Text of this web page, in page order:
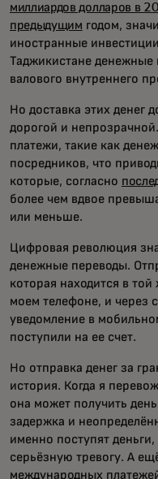
миллиардов долларов в
предыдущим годом,
иностранные
Таджикистане
валового внутреннего
Но доставка этих денег
дорогой и
платежи, такие как
посредников, что
которые, согласно
более чем вдвое
или меньше.
Цифровая революция
денежные переводы.
которая находится в
моем телефоне, и через
уведомление в
поступили на ее счет.
Но отправка денег за
история. Когда я
она может получить
задержка и
именно поступят
серьёзную тревогу. А
международных